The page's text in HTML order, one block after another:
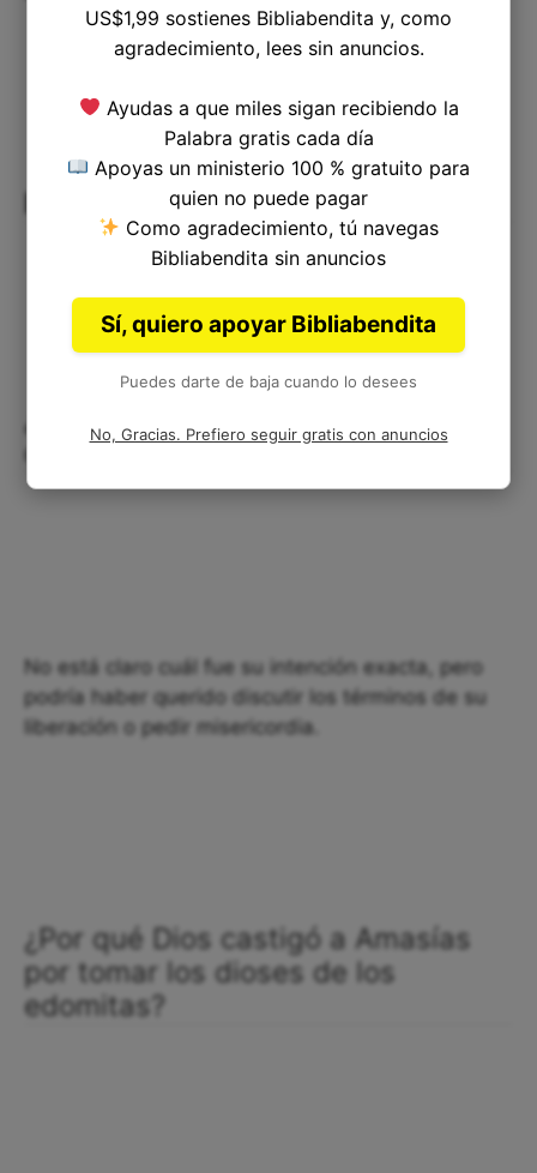
Resolviendo dudas frecuentes
¿Por qué Amasías quiso reunirse
cara a cara con Joás?
No está claro cuál fue su intención exacta, pero
podría haber querido discutir los términos de su
liberación o pedir misericordia.
¿Por qué Dios castigó a Amasías
por tomar los dioses de los
edomitas?
US$1,99 sostienes Bibliabendita y, como
agradecimiento, lees sin anuncios.
Ayudas a que miles sigan recibiendo la
Palabra gratis cada día
Apoyas un ministerio 100 % gratuito para
quien no puede pagar
Como agradecimiento, tú navegas
Bibliabendita sin anuncios
Sí, quiero apoyar Bibliabendita
Puedes darte de baja cuando lo desees
No, Gracias. Prefiero seguir gratis con anuncios